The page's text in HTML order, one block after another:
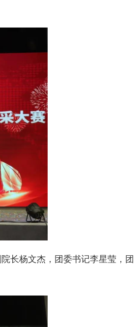
长杨文杰，团委书记李星莹，团